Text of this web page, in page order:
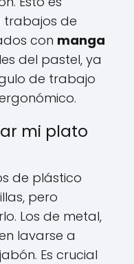
trabajos de
con manga
del pastel, ya
de trabajo
mi plato
de plástico
pero
Los de metal,
lavarse a
Es crucial